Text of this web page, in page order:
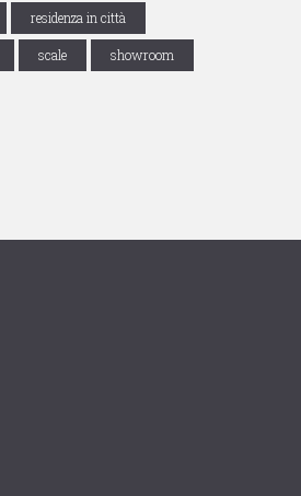
residenza in città
scale showroom